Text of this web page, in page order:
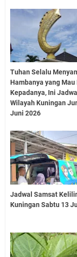
Tuhan Selalu
Hambanya yang Mau
Kepadanya, Ini
Wilayah Kuningan
Juni 2026
Jadwal Samsat
Kuningan Sabtu 13